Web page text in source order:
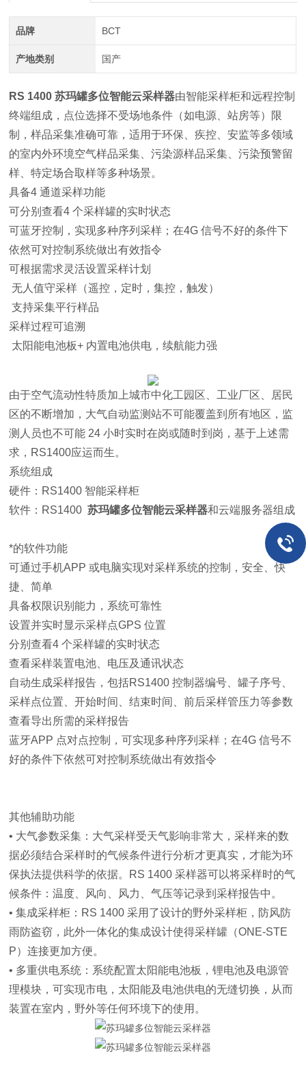
品牌 BCT
产地类别 国产
RS 1400苏玛罐多位智能云采样器由智能采样柜和远程控制
终端组成，点位选择不受场地条件（如电源、站房等）限
制，样品采集准确可靠，适用于环保、疾控、安监等多领域
的室内外环境空气样品采集、污染源样品采集、污染预警留
样、特定场合取样等多种场景。
具备4 通道采样功能
可分别查看4 个采样罐的实时状态
可蓝牙控制，实现多种序列采样；在4G 信号不好的条件下
依然可对控制系统做出有效指令
可根据需求灵活设置采样计划
无人值守采样（遥控，定时，集控，触发）
支持采集平行样品
采样过程可追溯
太阳能电池板+ 内置电池供电，续航能力强
由于空气流动性特质加上城市中化工园区、工业厂区、居民
区的不断增加，大气自动监测站不可能覆盖到所有地区，监
测人员也不可能 24 小时实时在岗或随时到岗，基于上述需
求，RS1400应运而生。
系统组成
硬件：RS1400 智能采样柜
软件：RS1400 苏玛罐多位智能云采样器和云端服务器组成
*的软件功能
可通过手机APP 或电脑实现对采样系统的控制，安全、快
捷、简单
具备权限识别能力，系统可靠性
设置并实时显示采样点GPS 位置
分别查看4 个采样罐的实时状态
查看采样装置电池、电压及通讯状态
自动生成采样报告，包括RS1400 控制器编号、罐子序号、
采样点位置、开始时间、结束时间、前后采样管压力等参数
查看导出所需的采样报告
蓝牙APP 点对点控制，可实现多种序列采样；在4G 信号不
好的条件下依然可对控制系统做出有效指令
其他辅助功能
• 大气参数采集：大气采样受天气影响非常大，采样来的数
据必须结合采样时的气候条件进行分析才更真实，才能为环
保执法提供科学的依据。RS 1400 采样器可以将采样时的气
候条件：温度、风向、风力、气压等记录到采样报告中。
• 集成采样柜：RS 1400 采用了设计的野外采样柜，防风防
雨防盗窃，此外一体化的集成设计使得采样罐（ONE-STE
P）连接更加方便。
• 多重供电系统：系统配置太阳能电池板，锂电池及电源管
理模块，可实现市电，太阳能及电池供电的无缝切换，从而
装置在室内，野外等任何环境下的使用。